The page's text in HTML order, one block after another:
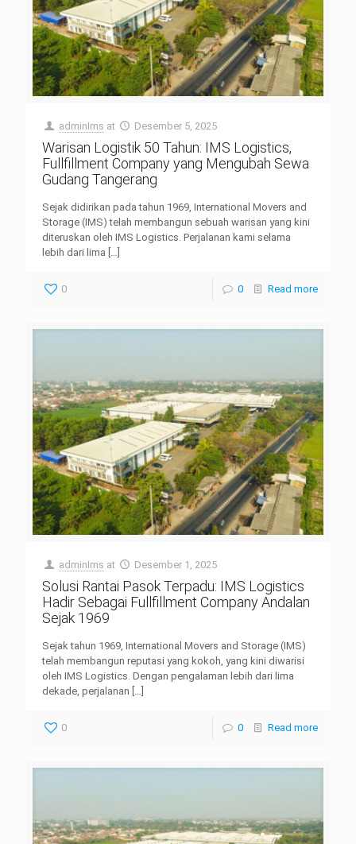
adminIms at Desember 5, 2025
Warisan Logistik 50 Tahun: IMS Logistics,
Fullfillment Company yang Mengubah Sewa
Gudang Tangerang
Sejak didirikan pada tahun 1969, International Movers and
Storage (IMS) telah membangun sebuah warisan yang kini
diteruskan oleh IMS Logistics. Perjalanan kami selama
lebih dari lima […]
0 0 Read more
adminIms at Desember 1, 2025
Solusi Rantai Pasok Terpadu: IMS Logistics
Hadir Sebagai Fullfillment Company Andalan
Sejak 1969
Sejak tahun 1969, International Movers and Storage (IMS)
telah membangun reputasi yang kokoh, yang kini diwarisi
oleh IMS Logistics. Dengan pengalaman lebih dari lima
dekade, perjalanan […]
0 0 Read more